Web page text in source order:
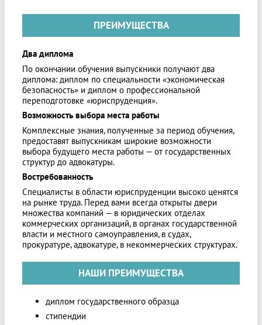
ПРЕИМУЩЕСТВА
Два диплома
По окончании обучения выпускники получают два
диплома: диплом по специальности «экономическая
безопасность» и диплом о профессиональной
переподготовке «юриспруденция».
Возможность выбора места работы
Комплексные знания, полученные за период обучения,
предоставят выпускникам широкие возможности
выбора будущего места работы — от государственных
структур до адвокатуры.
Востребованность
Специалисты в области юриспруденции высоко ценятся
на рынке труда. Перед вами всегда открыты двери
множества компаний — в юридических отделах
коммерческих организаций, в органах государственной
власти и местного самоуправления, в судах,
прокуратуре, адвокатуре, в некоммерческих структурах.
НАШИ ПРЕИМУЩЕСТВА
диплом государственного образца
стипендии